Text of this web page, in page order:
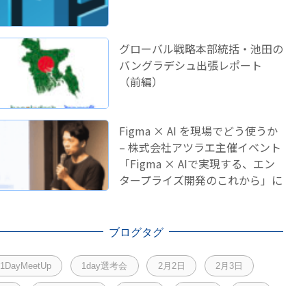
グローバル戦略本部統括・池田の
バングラデシュ出張レポート
（前編）
Figma × AI を現場でどう使うか
– 株式会社アツラエ主催イベント
「Figma × AIで実現する、エン
タープライズ開発のこれから」に
ブログタグ
1DayMeetUp 1day選考会 2月2日 2月3日